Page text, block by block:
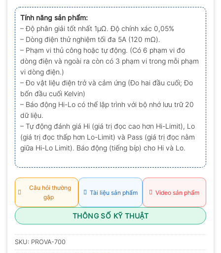
xếp
hạng
0.0
5
sao
Tính năng sản phẩm:
– Độ phân giải tốt nhất 1μΩ. Độ chính xác 0,05%
– Dòng điện thử nghiệm tối đa 5A (120 mΩ).
– Phạm vi thủ công hoặc tự động. (Có 6 phạm vi đo
dòng điện và ngoài ra còn có 3 phạm vi trong mỗi phạm
vi dòng điện.)
– Đo vật liệu điện trở và cảm ứng (Đo hai đầu cuối; Đo
bốn đầu cuối Kelvin)
– Báo động Hi-Lo có thể lập trình với bộ nhớ lưu trữ 20
dữ liệu.
– Tự động đánh giá Hi (giá trị đọc cao hơn Hi-Limit), Lo
(giá trị đọc thấp hơn Lo-Limit) và Pass (giá trị đọc nằm
giữa Hi-Lo Limit). Báo động (tiếng bíp) cho Hi và Lo.
Câu hỏi thường
gặp
Tài liệu sản phẩm Video sản phẩm
THÔNG SỐ KỸ THUẬT
SKU: PROVA-700